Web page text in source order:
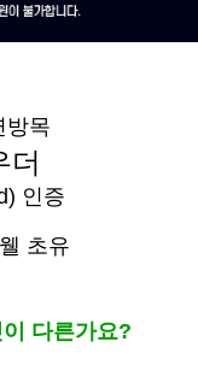
방목
더
인증
초유
다른가요?